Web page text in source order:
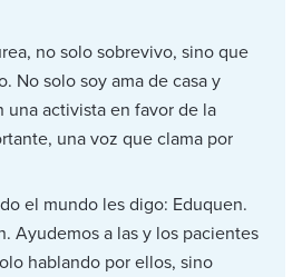
no solo sobrevivo, sino que
No solo soy ama de casa y
una activista en favor de la
una voz que clama por
el mundo les digo: Eduquen.
Ayudemos a las y los pacientes
hablando por ellos, sino